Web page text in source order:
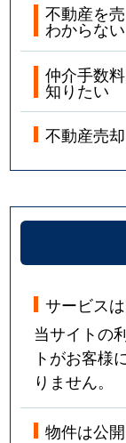
不動産を
わからない
仲介手数
知りたい
不動産売
サービス
当サイトの
トがお客様
りません。
物件は公